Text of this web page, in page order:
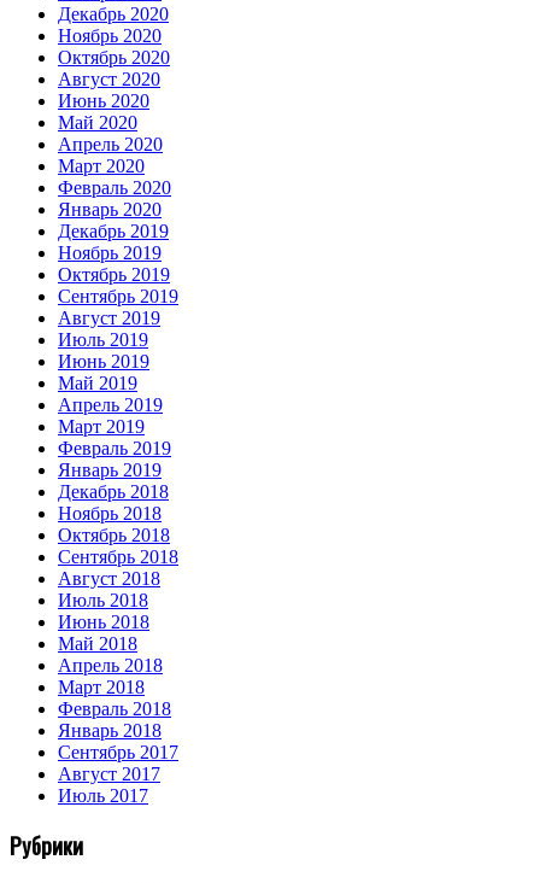
Декабрь 2020
Ноябрь 2020
Октябрь 2020
Август 2020
Июнь 2020
Май 2020
Апрель 2020
Март 2020
Февраль 2020
Январь 2020
Декабрь 2019
Ноябрь 2019
Октябрь 2019
Сентябрь 2019
Август 2019
Июль 2019
Июнь 2019
Май 2019
Апрель 2019
Март 2019
Февраль 2019
Январь 2019
Декабрь 2018
Ноябрь 2018
Октябрь 2018
Сентябрь 2018
Август 2018
Июль 2018
Июнь 2018
Май 2018
Апрель 2018
Март 2018
Февраль 2018
Январь 2018
Сентябрь 2017
Август 2017
Июль 2017
Рубрики